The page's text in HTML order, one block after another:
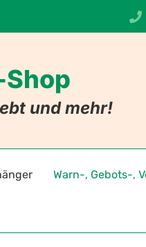
und mehr!
mit Namen
Warn-, Gebots-,
Warnzeichen